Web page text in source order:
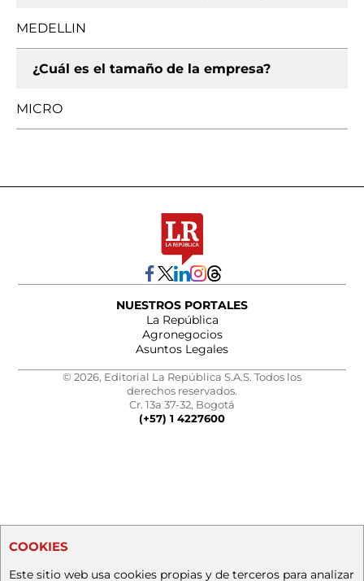
MEDELLIN
¿Cuál es el tamaño de la empresa?
MICRO
NUESTROS PORTALES
La República
Agronegocios
Asuntos Legales
© 2026, Editorial La República S.A.S. Todos los
derechos reservados.
Cr. 13a 37-32, Bogotá
(+57) 1 4227600
COOKIES
Este sitio web usa cookies propias y de terceros para analizar